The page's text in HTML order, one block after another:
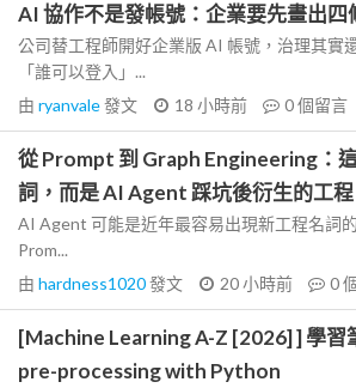
AI 協作不是發帳號：企業要先畫出四
公司替工程師開好企業版 AI 帳號，治理其實
「誰可以登入」...
由 ryanvale發文 18 小時前 0個留言
從 Prompt 到 Graph Engineering：
詞，而是 AI Agent 踩坑後衍生的工程
AI Agent 可能是近年最容易出現新工程名詞
Prom...
由 hardness1020發文 20 小時前 0
[Machine Learning A-Z [2026] ] 學習
pre-processing with Python